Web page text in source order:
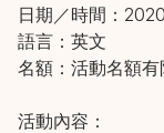
日期／時間：
語言：英文
名額：活動名額
活動內容：